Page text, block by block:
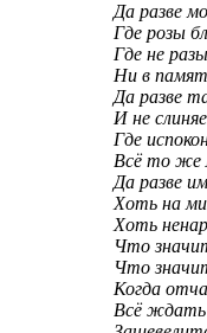
Да разве
Где розы
Где не
Ни в
Да разве
И не
Где
Всё то же
Да разве
Хоть на
Хоть
Что
Что
Когда
Всё